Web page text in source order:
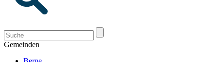
Gemeinden